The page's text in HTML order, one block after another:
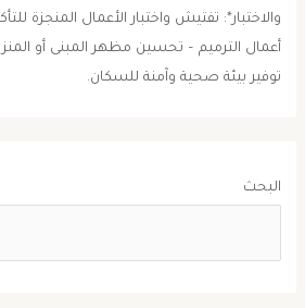
والاختبار*: تفتيش واختبار الأعمال المنجزة
أعمال الترميم – تحسين مظهر المبنى أو
توفير بيئة صحية وآمنة للسكان.
البحث